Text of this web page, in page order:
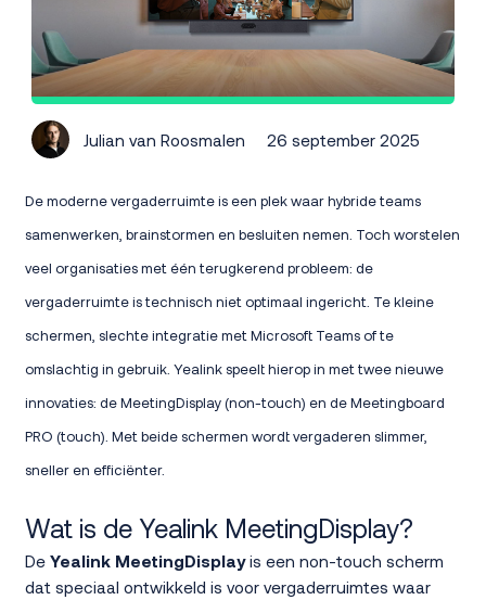
Julian van Roosmalen 26 september 2025
De moderne vergaderruimte is een plek waar hybride teams
samenwerken, brainstormen en besluiten nemen. Toch worstelen
veel organisaties met één terugkerend probleem: de
vergaderruimte is technisch niet optimaal ingericht. Te kleine
schermen, slechte integratie met Microsoft Teams of te
omslachtig in gebruik. Yealink speelt hierop in met twee nieuwe
innovaties: de MeetingDisplay (non-touch) en de Meetingboard
PRO (touch). Met beide schermen wordt vergaderen slimmer,
sneller en efficiënter.
Wat is de Yealink MeetingDisplay?
De Yealink MeetingDisplayis een non-touch scherm
dat speciaal ontwikkeld is voor vergaderruimtes waar